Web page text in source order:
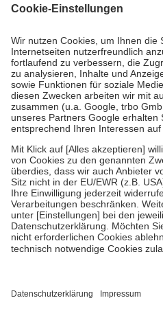
Grundsätzlich leisten Mitglieder
höchstens zehn Euro.
Es sind
Kosten der Leistung zu entrichten.
Diese Regeln gelten grundsätzlich
Bei Heilmitteln und häuslicher
Zuzahlung zehn Prozent der
Verordnung.
Um das Engagement der
stärken und die besondere
fallenkeine Zuzahlungenan bei:
• Kindern und Jugendlichen bis
mit Ausnahme der Fahrkosten
• Untersuchungen zur Vorsorge
GKV getragen werden
• empfohlenen Schutzimpfungen
• Harn- und Blutteststreifen
getroffen, um sicherzustellen, dass